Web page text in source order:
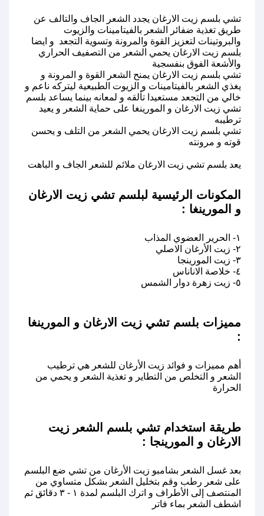
تشي بلسم زيت الارغان يجدد الشعر الجاف والتالف عن
طريق تغذية ضفائر الشعر بالفيتامينات والزيوت
والبروتينات لتعزيز القوة والمرونة وتسوية التجعد و ايضا
بلسم زيت الارغان يحمي الشعر من التصفيف الحراري
والأشعة الفوق بنفسجية
تشي بلسم زيت الارغان يمنح الشعر القوة و المرونة و
يغذي الشعر بالفيتامينات و الزيوت الطبيعية ليتركه ناعم و
خالي من التجعد مستعيدا تألقه و لمعانه بينما يساعد بلسم
تشي زيت الارغان و المورينغا على حماية الشعر و يعيد
ترطيبه
تشي بلسم زيت الارغان يحمي الشعر من التلف و يحسن
قوته و مرونته
يعد بلسم تشي زيت الارغان ملائم للشعر الجاف و الباهت
المكونات الرئيسية لبلسم تشي زيت الارغان
و المورينغا :
١- الحرير العضوي المذاب
٢- زيت الأرغان الاصلي
٣- زيت المورينجا
٤-
خلاصة الاناناس
٥- زيت زهرة دوار الشمس
مميزات بلسم تشي زيت الارغان و المورينغا
:
أهم مميزات و فوائد زيت الأرغان للشعر هي ترطيب
الشعر و التخلص من التطاير و تغذية الشعر و يحمي من
الحرارة
طريقة استخدام تشي بلسم الشعر زيت
الارغان و المورينجا :
بعد غسل الشعر بشامبو زيت الأرغان من تشي ضع البلسم
على شعر رطب وقم بتخليل الشعر بشكل متساوي من
المنتصف إلى الأطراف و اترك البلسم لمدة ١ - ٣ دقائق ثم
اشطف الشعر بماء فاتر